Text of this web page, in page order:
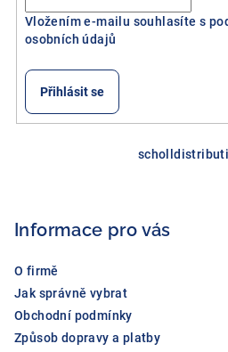
Vložením e-mailu souhlasíte s
osobních údajů
Přihlásit se
Informace pro vás
O firmě
Jak správně vybrat
Obchodní podmínky
Způsob dopravy a platby